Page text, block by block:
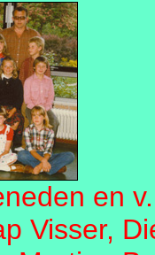
en
Visser,